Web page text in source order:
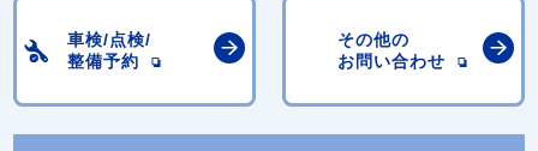
車検/点検/
整備予約
その他の
お問い合わせ